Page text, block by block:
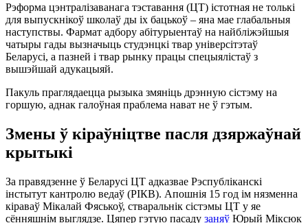
Рэформа цэнтралізаванага тэставання (ЦТ) істотная не толькі
для выпускнікоў школаў ды іх бацькоў – яна мае глабальныя
наступствы. Фармат адбору абітурыентаў на найбліжэйшыя
чатыры гады вызначыць студэнцкі твар універсітэтаў
Беларусі, а пазней і твар рынку працы спецыялістаў з
вышэйшай адукацыяй.
Пакуль праглядаецца рызыка змяніць дрэнную сістэму на
горшую, аднак галоўная праблема нават не ў гэтым.
Змены ў кіраўніцтве пасля дзяржаўнай
крытыкі
За правядзенне ў Беларусі ЦТ адказвае Рэспубліканскі
інстытут кантролю ведаў (РІКВ). Апошнія 15 год ім нязменна
кіраваў Мікалай Фяськоў, стваральнік сістэмы ЦТ у яе
сённяшнім выглядзе. Цяпер гэтую пасаду заняў Юрый Міксюк